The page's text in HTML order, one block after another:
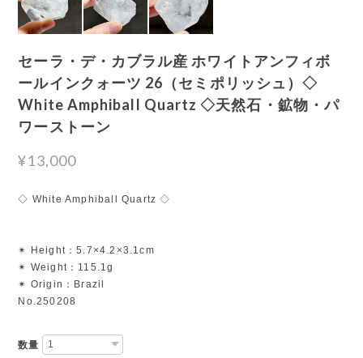
セーラ・デ・カブラル産 ホワイトアンフィボ
ールインクォーツ 26（セミポリッシュ）◇
White Amphiball Quartz ◇天然石・鉱物・パ
ワーストーン
¥13,000
◇ White Amphiball Quartz ◇
✴︎ Height：5.7×4.2×3.1cm
✴︎ Weight：115.1g
✴︎ Origin：Brazil
No.250208
数量